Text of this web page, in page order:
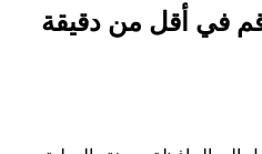
في أقل من دقيقة